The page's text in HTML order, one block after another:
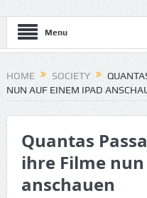
Menu
HOME SOCIETY
NUN AUF EINEM IPAD
Quantas
ihre Filme
anschauen